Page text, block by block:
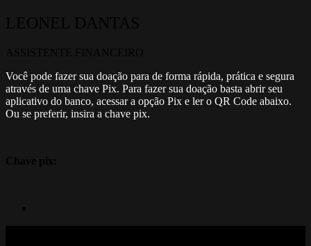
Você pode fazer sua doação para de forma rápida, prática e segura
através de uma chave Pix. Para fazer sua doação basta abrir seu
aplicativo do banco, acessar a opção Pix e ler o QR Code abaixo.
Ou se preferir, insira a chave pix.